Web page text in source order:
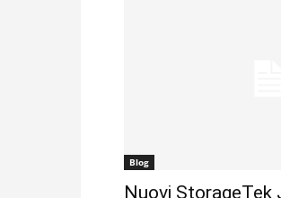
Blog
Nuovi StorageTek